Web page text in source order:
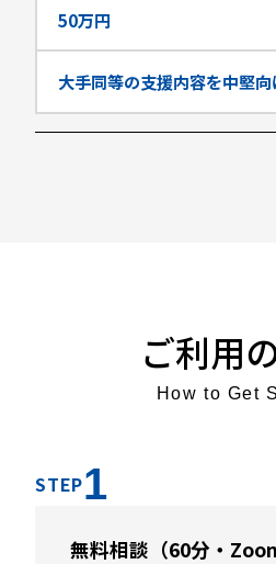
50万円
大手同等の支援内容を中堅
ご利用
How to Get
STEP1
無料相談（60分・